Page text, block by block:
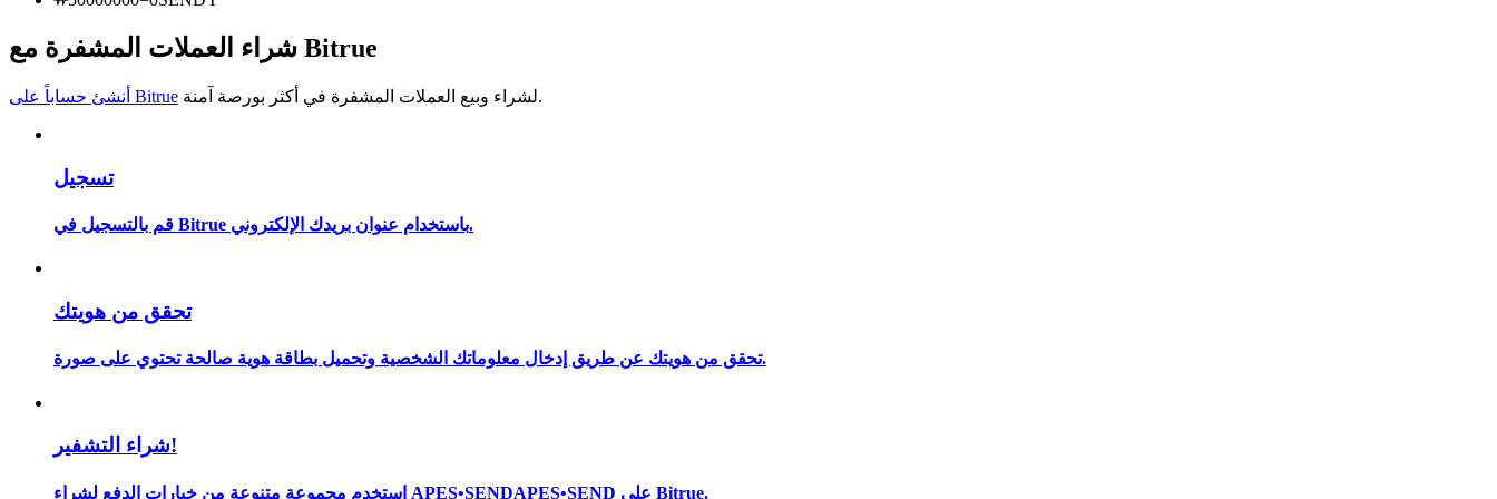
كن متداول نسخ
معلومة
شراء العملات المشفرة مع Bitrue
أنشئ حساباً على Bitrue لشراء وبيع العملات المشفرة في أكثر بورصة آمنة.
تسجيل
قم بالتسجيل في Bitrue باستخدام عنوان بريدك الإلكتروني.
تحقق من هويتك
تحقق من هويتك عن طريق إدخال معلوماتك الشخصية وتحميل بطاقة هوية صالحة تحتوي على صورة.
شراء التشفير!
استخدم مجموعة متنوعة من خيارات الدفع لشراء APES•SENDAPES•SEND على Bitrue.